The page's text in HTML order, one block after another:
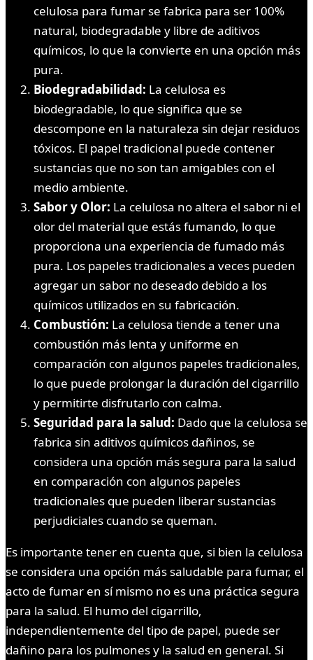
celulosa para fumar se fabrica para ser 100%
natural, biodegradable y libre de aditivos
químicos, lo que la convierte en una opción más
pura.
Biodegradabilidad: La celulosa es
biodegradable, lo que significa que se
descompone en la naturaleza sin dejar residuos
tóxicos. El papel tradicional puede contener
sustancias que no son tan amigables con el
medio ambiente.
Sabor y Olor: La celulosa no altera el sabor ni el
olor del material que estás fumando, lo que
proporciona una experiencia de fumado más
pura. Los papeles tradicionales a veces pueden
agregar un sabor no deseado debido a los
químicos utilizados en su fabricación.
Combustión: La celulosa tiende a tener una
combustión más lenta y uniforme en
comparación con algunos papeles tradicionales,
lo que puede prolongar la duración del cigarrillo
y permitirte disfrutarlo con calma.
Seguridad para la salud: Dado que la celulosa se
fabrica sin aditivos químicos dañinos, se
considera una opción más segura para la salud
en comparación con algunos papeles
tradicionales que pueden liberar sustancias
perjudiciales cuando se queman.
Es importante tener en cuenta que, si bien la celulosa
se considera una opción más saludable para fumar, el
acto de fumar en sí mismo no es una práctica segura
para la salud. El humo del cigarrillo,
independientemente del tipo de papel, puede ser
dañino para los pulmones y la salud en general. Si